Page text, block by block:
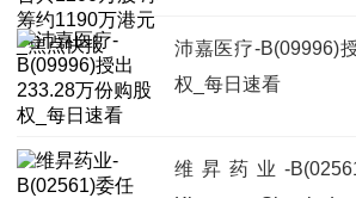
沛嘉医疗-B(09996)
权_每日速看
维昇药业-